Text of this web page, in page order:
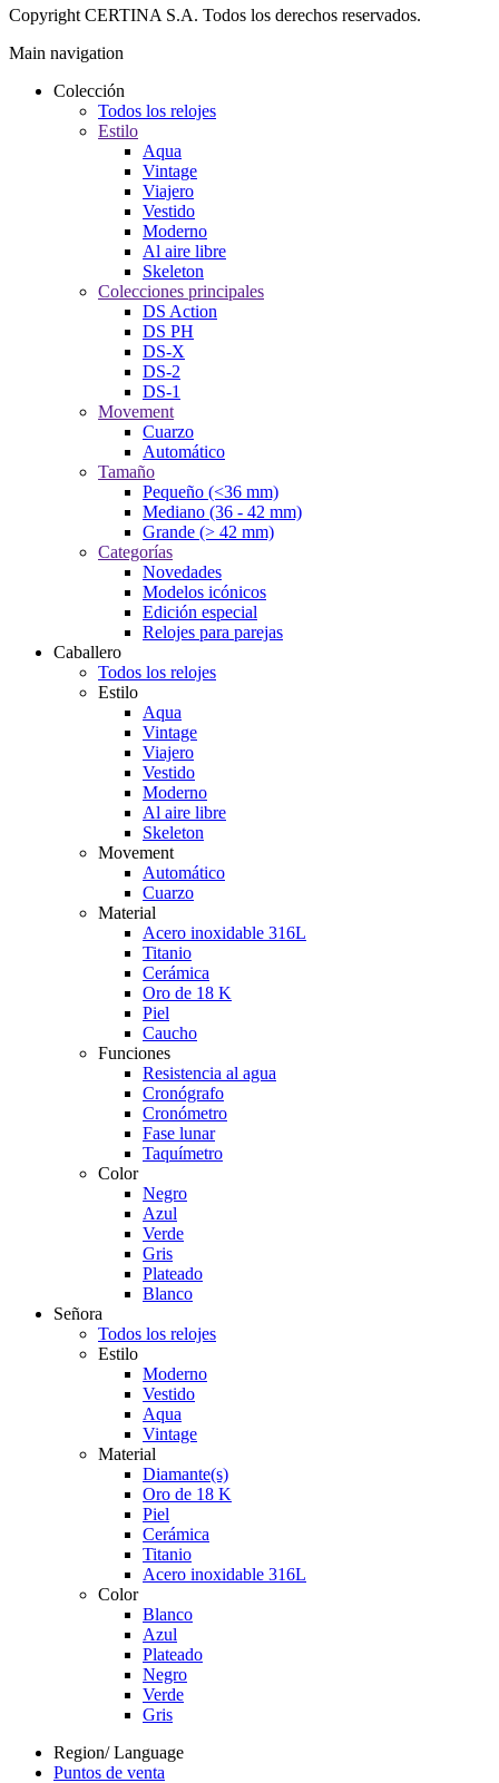
Copyright CERTINA S.A. Todos los derechos reservados.
Main navigation
Colección
Todos los relojes
Estilo
Aqua
Vintage
Viajero
Vestido
Moderno
Al aire libre
Skeleton
Colecciones principales
DS Action
DS PH
DS-X
DS-2
DS-1
Movement
Cuarzo
Automático
Tamaño
Pequeño (<36 mm)
Mediano (36 - 42 mm)
Grande (> 42 mm)
Categorías
Novedades
Modelos icónicos
Edición especial
Relojes para parejas
Caballero
Todos los relojes
Estilo
Aqua
Vintage
Viajero
Vestido
Moderno
Al aire libre
Skeleton
Movement
Automático
Cuarzo
Material
Acero inoxidable 316L
Titanio
Cerámica
Oro de 18 K
Piel
Caucho
Funciones
Resistencia al agua
Cronógrafo
Cronómetro
Fase lunar
Taquímetro
Color
Negro
Azul
Verde
Gris
Plateado
Blanco
Señora
Todos los relojes
Estilo
Moderno
Vestido
Aqua
Vintage
Material
Diamante(s)
Oro de 18 K
Piel
Cerámica
Titanio
Acero inoxidable 316L
Color
Blanco
Azul
Plateado
Negro
Verde
Gris
Region/ Language
Puntos de venta